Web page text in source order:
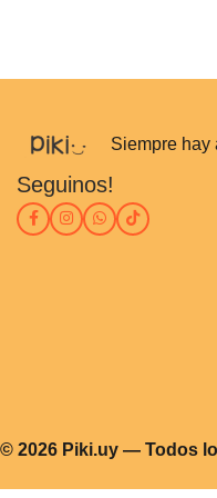
Siempre hay
Seguinos!
© 2026 Piki.uy — Todos